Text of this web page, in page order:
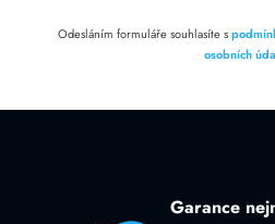
Odesláním formuláře souhlasíte s
osobních
Garance